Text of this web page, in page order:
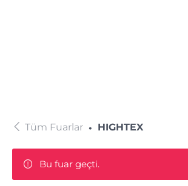
Tüm Fuarlar HIGHTEX
Bu fuar geçti.